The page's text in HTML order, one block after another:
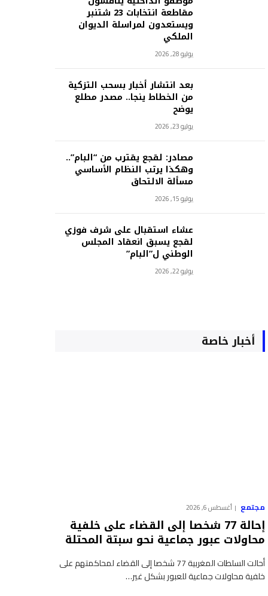
مقاطعة انتخابات 23 شتنبر
ويستعدون لمراسلة الديوان
الملكي
يوليو 28, 2026
بعد انتشار أخبار بسحب التزكية
من الخطاط ينجا.. مصدر مطلع
يوضح
يوليو 23, 2026
مصادر: لقجع يقترب من “البام”..
وهكذا يرتب النظام الأساسي
مسألة الالتحاق
يوليو 15, 2026
عشاء استقبال على شرف فوزي
لقجع يسبق انعقاد المجلس
الوطني ل”البام”
يوليو 22, 2026
أخبار خاصة
مجتمع أغسطس 6, 2026
إحالة 77 شخصا إلى القضاء على خلفية
محاولات عبور جماعية نحو سبتة المحتلة
أحالت السلطات المغربية 77 شخصا إلى القضاء لمحاكمتهم على
خلفية محاولات جماعية للعبور بشكل غير…